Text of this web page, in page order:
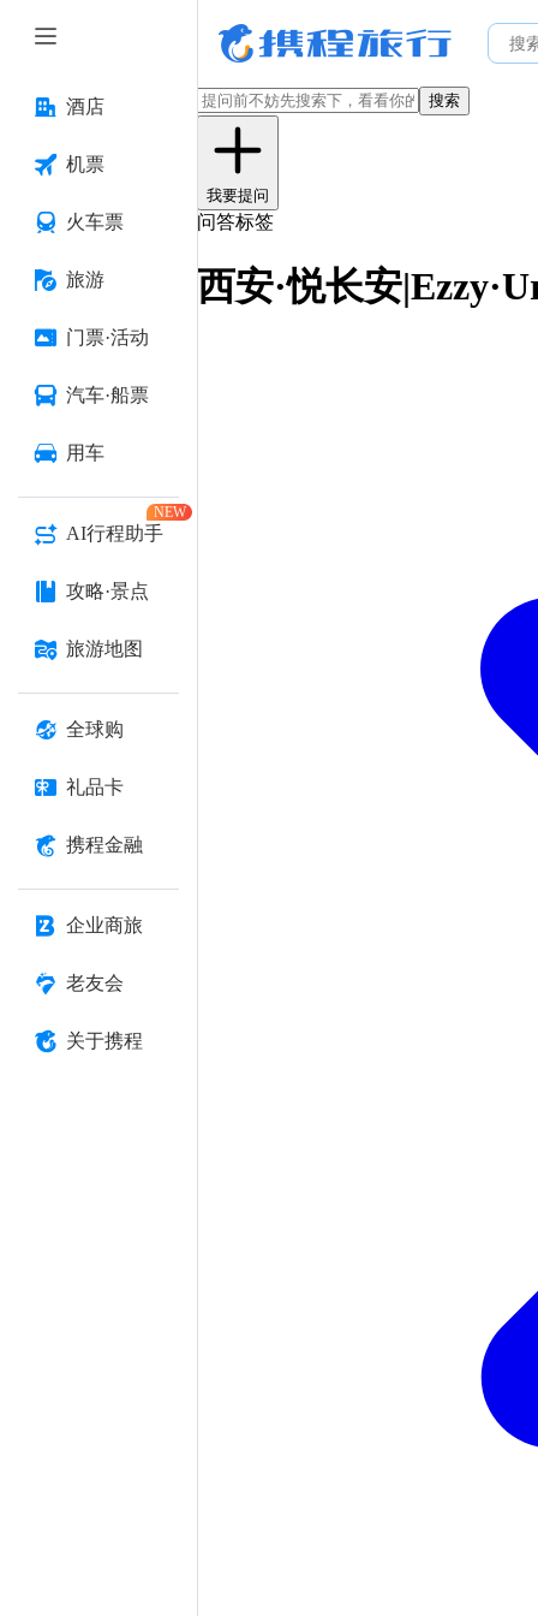
酒店
机票
火车票
旅游
门票·活动
汽车·船票
用车
AI行程助手
NEW
攻略·景点
旅游地图
全球购
礼品卡
携程金融
企业商旅
老友会
关于携程
搜索
我要提问
问答标签
西安·悦长安